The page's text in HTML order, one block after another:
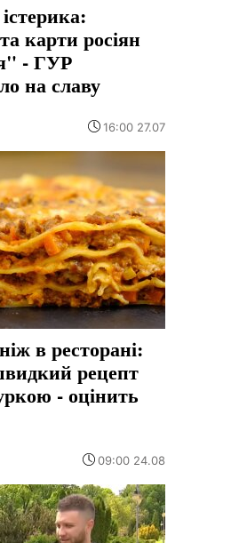
карти росіян
- ГУР
на славу
16:00 27.07
в ресторані:
рецепт
- оцінить
09:00 24.08